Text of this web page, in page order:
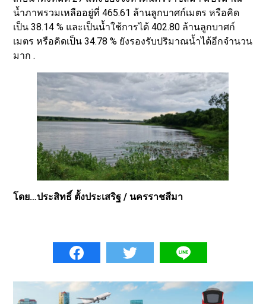
น้ำภาพรวมเหลืออยู่ที่ 465.61 ล้านลูกบาศก์เมตร หรือคิด
เป็น 38.14 % และเป็นน้ำใช้การได้ 402.80 ล้านลูกบาศก์
เมตร หรือคิดเป็น 34.78 % ยังรองรับปริมาณน้ำได้อีกจำนวน
มาก .
โดย…ประสิทธิ์ ตั้งประเสริฐ / นครราชสีมา